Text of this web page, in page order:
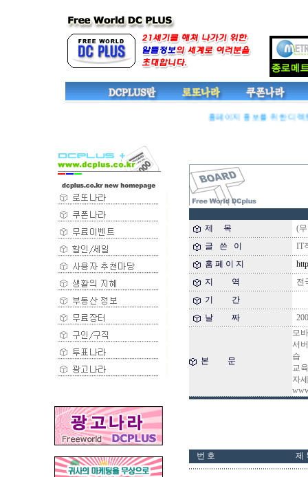
홈페이지 홍보를 위한 디렉
제 목
(
글 쓴 이
IT
홈 페 이 지
지 역
전
기 간
날 짜
본 문
모
서
습
교
자
번 호 제